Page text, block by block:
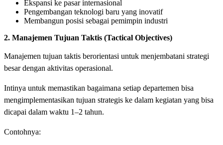
Ekspansi ke pasar internasional
Pengembangan teknologi baru yang inovatif
Membangun posisi sebagai pemimpin industri
2. Manajemen Tujuan Taktis (Tactical Objectives)
Manajemen tujuan taktis berorientasi untuk menjembatani strategi
besar dengan aktivitas operasional.
Intinya untuk memastikan bagaimana setiap departemen bisa
mengimplementasikan tujuan strategis ke dalam kegiatan yang bisa
dicapai dalam waktu 1–2 tahun.
Contohnya: